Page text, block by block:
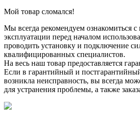
Мой товар сломался!
Мы всегда рекомендуем ознакомиться
эксплуатации перед началом
проводить установку и подключение
квалифицированных специалистов.
На весь наш товар предоставляется
Если в гарантийный и
возникла неисправность, вы всегда
для устранения проблемы, а также